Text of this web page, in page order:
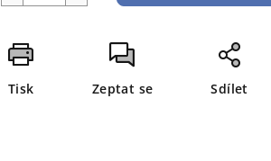
Tisk Zeptat se Sdílet